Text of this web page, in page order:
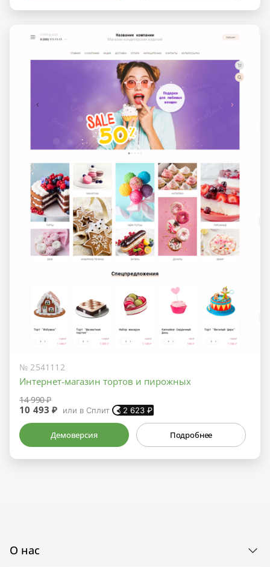
№ 2541112
Интернет-магазин тортов и пирожных
14 990 ₽
10 493 ₽ или в Сплит 2 623₽
Демоверсия Подробнее
О нас